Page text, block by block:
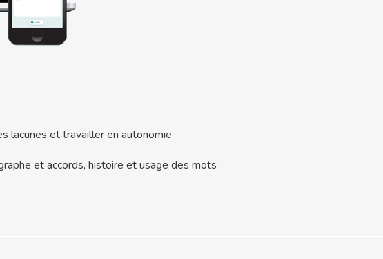
lacunes et travailler en autonomie
et accords, histoire et usage des mots